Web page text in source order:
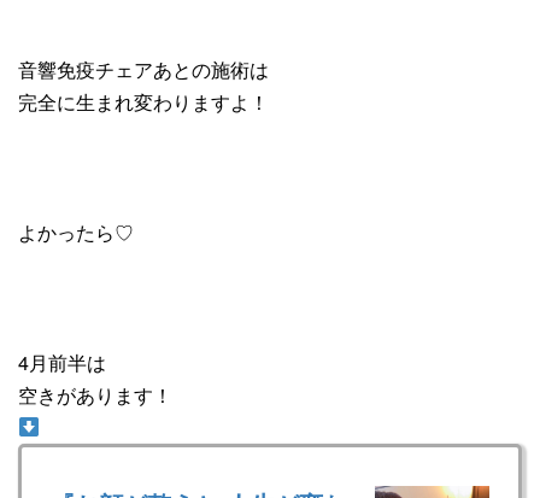
音響免疫チェアあとの施術は
完全に生まれ変わりますよ！
よかったら♡
4月前半は
空きがあります！